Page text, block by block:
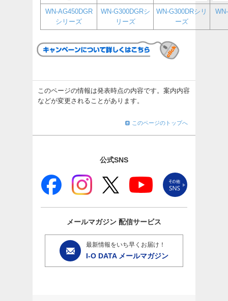
WN-AG450DGR
シリーズ
WN-G300DGRシ
リーズ
WN-G300DRシリ
ーズ
このページの情報は発表時点の内容です。案内内容
などが変更されることがあります。
このページのトップへ
公式SNS
メールマガジン 配信サービス
最新情報をいち早くお届け！
I-O DATA メールマガジン